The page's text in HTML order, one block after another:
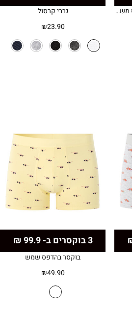
בוקסר ארוג 100% כותנה בהדפס משבצות
גרבי קרסול
₪23.90
3 בוקסרים ב- 99.9 ₪
בוקסר בהדפס שמש
₪49.90